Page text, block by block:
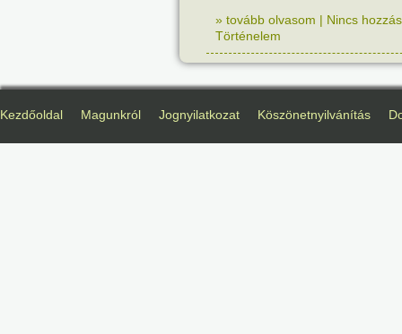
» tovább olvasom | Nincs
Történelem
Kezdőoldal Magunkról Jognyilatkozat Köszönetnyilvánítás